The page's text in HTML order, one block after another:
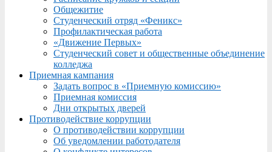
Общежитие
Студенческий отряд «Феникс»
Профилактическая работа
«Движение Первых»
Студенческий совет и общественные объединение
колледжа
Приемная кампания
Задать вопрос в «Приемную комиссию»
Приемная комиссия
Дни открытых дверей
Противодействие коррупции
О противодействии коррупции
Об уведомлении работодателя